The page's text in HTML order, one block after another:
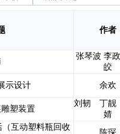
作者
张琴波 李
皎
示设计
余欢
塑装置
刘韧 丁
婧
互动塑料瓶回收